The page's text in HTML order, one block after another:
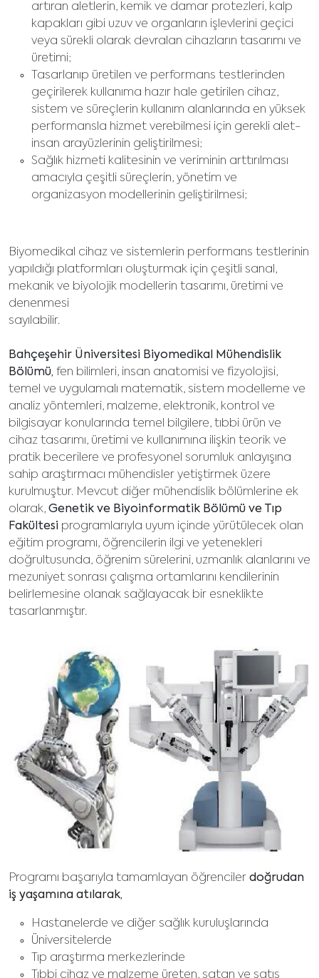
artıran aletlerin, kemik ve damar protezleri, kalp
kapakları gibi uzuv ve organların işlevlerini geçici
veya sürekli olarak devralan cihazların tasarımı ve
üretimi;
Tasarlanıp üretilen ve performans testlerinden
geçirilerek kullanıma hazır hale getirilen cihaz,
sistem ve süreçlerin kullanım alanlarında en yüksek
performansla hizmet verebilmesi için gerekli alet-
insan arayüzlerinin geliştirilmesi;
Sağlık hizmeti kalitesinin ve veriminin arttırılması
amacıyla çeşitli süreçlerin, yönetim ve
organizasyon modellerinin geliştirilmesi;
Biyomedikal cihaz ve sistemlerin performans testlerinin
yapıldığı platformları oluşturmak için çeşitli sanal,
mekanik ve biyolojik modellerin tasarımı, üretimi ve
denenmesi
sayılabilir.
Bahçeşehir Üniversitesi Biyomedikal Mühendislik
Bölümü, fen bilimleri, insan anatomisi ve fizyolojisi,
temel ve uygulamalı matematik, sistem modelleme ve
analiz yöntemleri, malzeme, elektronik, kontrol ve
bilgisayar konularında temel bilgilere, tıbbi ürün ve
cihaz tasarımı, üretimi ve kullanımına ilişkin teorik ve
pratik becerilere ve profesyonel sorumluk anlayışına
sahip araştırmacı mühendisler yetiştirmek üzere
kurulmuştur. Mevcut diğer mühendislik bölümlerine ek
olarak, Genetik ve Biyoinformatik Bölümü ve Tıp
Fakültesi programlarıyla uyum içinde yürütülecek olan
eğitim programı, öğrencilerin ilgi ve yetenekleri
doğrultusunda, öğrenim sürelerini, uzmanlık alanlarını ve
mezuniyet sonrası çalışma ortamlarını kendilerinin
belirlemesine olanak sağlayacak bir esneklikte
tasarlanmıştır.
Programı başarıyla tamamlayan öğrenciler doğrudan
iş yaşamına atılarak,
Hastanelerde ve diğer sağlık kuruluşlarında
Üniversitelerde
Tıp araştırma merkezlerinde
Tıbbi cihaz ve malzeme üreten, satan ve satış